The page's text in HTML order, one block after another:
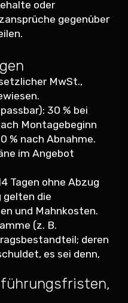
oder
gegenüber
MwSt.,
30 % bei
Montagebeginn
% nach Abnahme.
im Angebot
Tagen ohne Abzug
gelten die
und Mahnkosten.
(z. B.
deren
es sei denn,